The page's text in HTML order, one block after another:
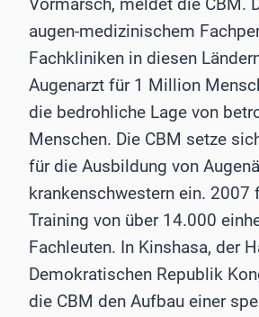
augen-medizinischem
Fachkliniken in diesen
Augenarzt für 1 Million
die bedrohliche Lage von
Menschen. Die CBM setze
für die Ausbildung von
krankenschwestern ein. 2007
Training von über 14.000
Fachleuten. In Kinshasa, der
Demokratischen Republik
die CBM den Aufbau einer